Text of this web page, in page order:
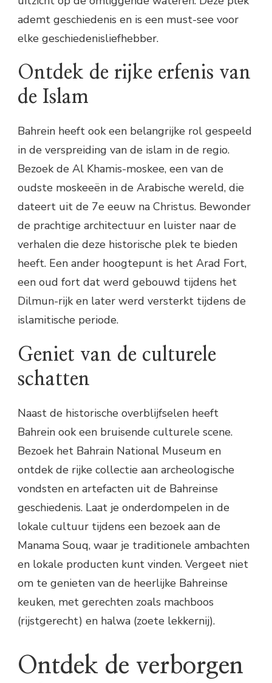
ademt geschiedenis en is een must-see voor
elke geschiedenisliefhebber.
Ontdek de rijke erfenis van
de Islam
Bahrein heeft ook een belangrijke rol gespeeld
in de verspreiding van de islam in de regio.
Bezoek de Al Khamis-moskee, een van de
oudste moskeeën in de Arabische wereld, die
dateert uit de 7e eeuw na Christus. Bewonder
de prachtige architectuur en luister naar de
verhalen die deze historische plek te bieden
heeft. Een ander hoogtepunt is het Arad Fort,
een oud fort dat werd gebouwd tijdens het
Dilmun-rijk en later werd versterkt tijdens de
islamitische periode.
Geniet van de culturele
schatten
Naast de historische overblijfselen heeft
Bahrein ook een bruisende culturele scene.
Bezoek het Bahrain National Museum en
ontdek de rijke collectie aan archeologische
vondsten en artefacten uit de Bahreinse
geschiedenis. Laat je onderdompelen in de
lokale cultuur tijdens een bezoek aan de
Manama Souq, waar je traditionele ambachten
en lokale producten kunt vinden. Vergeet niet
om te genieten van de heerlijke Bahreinse
keuken, met gerechten zoals machboos
(rijstgerecht) en halwa (zoete lekkernij).
Ontdek de verborgen